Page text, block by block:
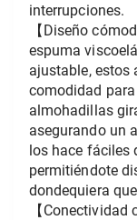
interrupciones.
【Diseño
espuma
ajustable, estos
comodidad
almohadillas
asegurando un
los hace fáciles
permitiéndote
dondequiera
【